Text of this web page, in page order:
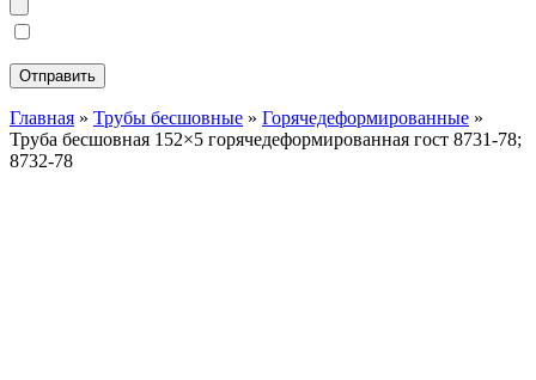
Главная » Трубы бесшовные » Горячедеформированные »
Труба бесшовная 152×5 горячедеформированная гост 8731-78;
8732-78